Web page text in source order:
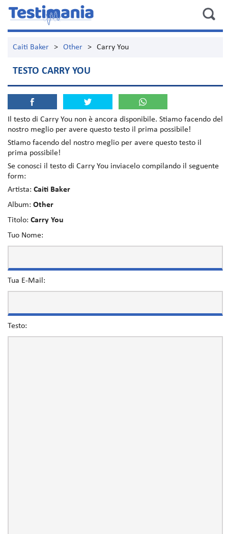
Caiti Baker > Other > Carry You
TESTO CARRY YOU
Il testo di Carry You non è ancora disponibile. Stiamo facendo del
nostro meglio per avere questo testo il prima possibile!
Stiamo facendo del nostro meglio per avere questo testo il
prima possibile!
Se conosci il testo di Carry You inviacelo compilando il seguente
form:
Artista: Caiti Baker
Album: Other
Titolo: Carry You
Tuo Nome:
Tua E-Mail:
Testo: